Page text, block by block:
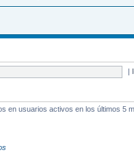
|
en usuarios activos en los últimos 5